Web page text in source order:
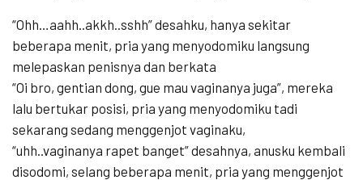
“Ohh…aahh..akkh..sshh” desahku, hanya sekitar
beberapa menit, pria yang menyodomiku langsung
melepaskan penisnya dan berkata
“Oi bro, gentian dong, gue mau vaginanya juga”, mereka
lalu bertukar posisi, pria yang menyodomiku tadi
sekarang sedang menggenjot vaginaku,
“uhh..vaginanya rapet banget” desahnya, anusku kembali
disodomi, selang beberapa menit, pria yang menggenjot